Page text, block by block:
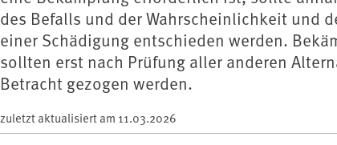
des Befalls und der Wahrscheinlichkeit und
einer Schädigung entschieden werden.
sollten erst nach Prüfung aller anderen
Betracht gezogen werden.
zuletzt aktualisiert am 11.03.2026